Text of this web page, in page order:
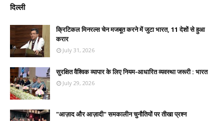
दिल्ली
क्रिटिकल मिनरल्स चेन मजबूत करने में जुटा भारत, 11 देशों से हुआ
करार
July 31, 2026
सुरक्षित वैश्विक व्यापार के लिए नियम-आधारित व्यवस्था जरूरी : भारत
July 29, 2026
"आज़ाद और आज़ादी" समकालीन चुनौतियों पर तीखा प्रश्न